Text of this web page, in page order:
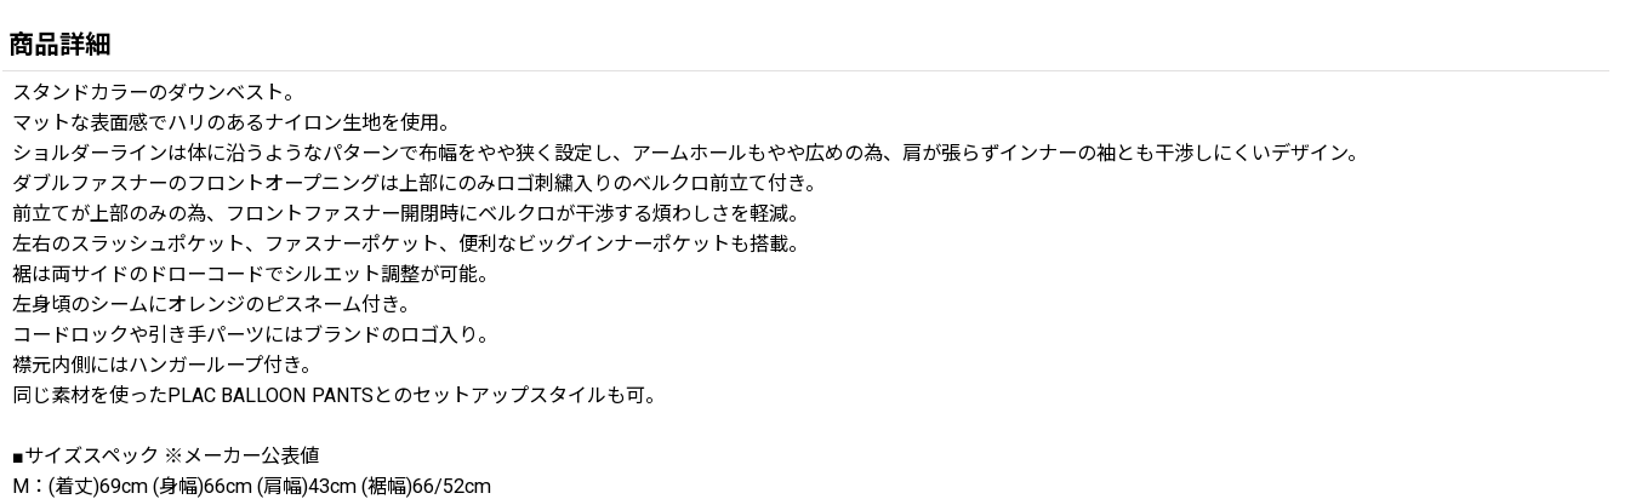
商品詳細
スタンドカラーのダウンベスト。
マットな表面感でハリのあるナイロン生地を使用。
ショルダーラインは体に沿うようなパターンで布幅をやや狭く設定し、アームホールもやや広めの為、肩が張らずインナーの袖とも干渉しにくいデザイン。
ダブルファスナーのフロントオープニングは上部にのみロゴ刺繍入りのベルクロ前立て付き。
前立てが上部のみの為、フロントファスナー開閉時にベルクロが干渉する煩わしさを軽減。
左右のスラッシュポケット、ファスナーポケット、便利なビッグインナーポケットも搭載。
裾は両サイドのドローコードでシルエット調整が可能。
左身頃のシームにオレンジのピスネーム付き。
コードロックや引き手パーツにはブランドのロゴ入り。
襟元内側にはハンガーループ付き。
同じ素材を使ったPLAC BALLOON PANTSとのセットアップスタイルも可。
■サイズスペック ※メーカー公表値
M：(着丈)69cm (身幅)66cm (肩幅)43cm (裾幅)66/52cm